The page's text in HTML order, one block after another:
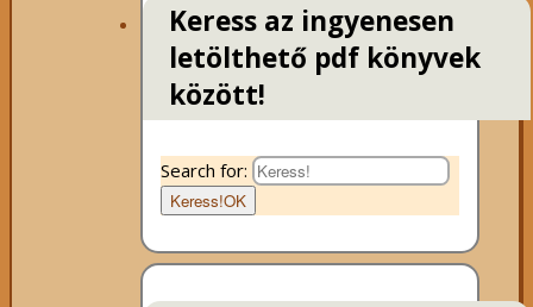
Keress az ingyenesen
letölthető pdf könyvek
között!
Search for:
Keress!OK